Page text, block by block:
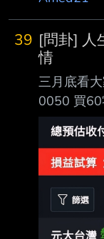
比台灣便
日去逛街
日圓去澡
上沒怪味
上班後會
Samsung
39 [問卦] 人
情
三月底看
0050 買60
心情一直
天馬上賣
http://
決定畢業
Samsung